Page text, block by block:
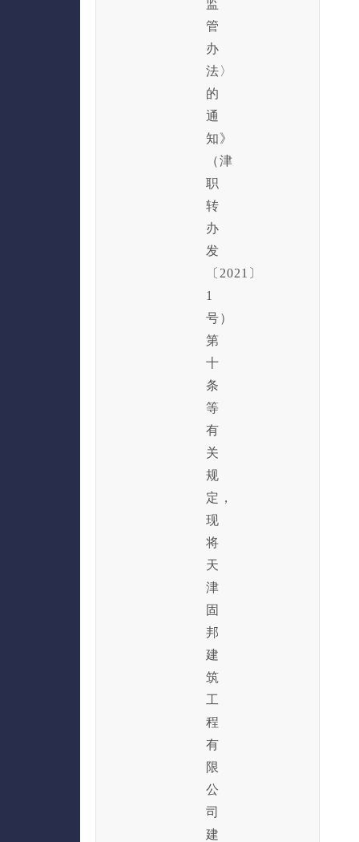
监
管
办
法〉
的
通
知》
（津
职
转
办
发
〔2021〕
1
号）
第
十
条
等
有
关
规
定，
现
将
天
津
固
邦
建
筑
工
程
有
限
公
司
建